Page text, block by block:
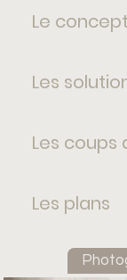
Le concept
Les
Les coups
Les plans